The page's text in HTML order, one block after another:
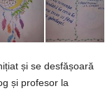
și se desfășoară
și profesor la